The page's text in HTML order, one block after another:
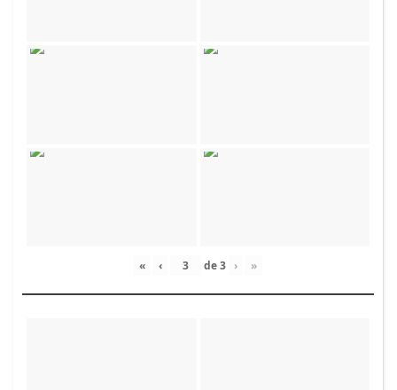
« ‹ de3 › »